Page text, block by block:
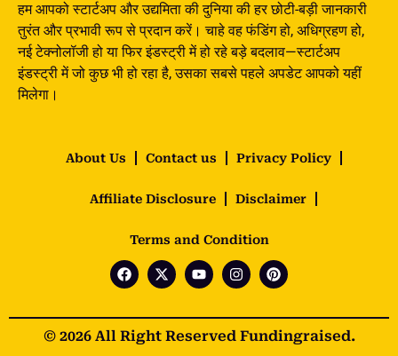
हम आपको स्टार्टअप और उद्यमिता की दुनिया की हर छोटी-बड़ी जानकारी
तुरंत और प्रभावी रूप से प्रदान करें। चाहे वह फंडिंग हो, अधिग्रहण हो,
नई टेक्नोलॉजी हो या फिर इंडस्ट्री में हो रहे बड़े बदलाव—स्टार्टअप
इंडस्ट्री में जो कुछ भी हो रहा है, उसका सबसे पहले अपडेट आपको यहीं
मिलेगा।
About Us Contact us Privacy Policy
Affiliate Disclosure Disclaimer
Terms and Condition
© 2026 All Right Reserved Fundingraised.